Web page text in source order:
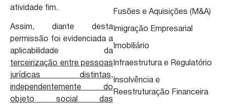
atividade fim.
Assim, diante desta
permissão foi evidenciada a
aplicabilidade da
terceirização entre pessoas
jurídicas distintas,
independentemente do
objeto social das
Fusões e Aquisições (M&A)
Imigração Empresarial
Imobiliário
Infraestrutura e Regulatório
Insolvência e
Reestruturação Financeira